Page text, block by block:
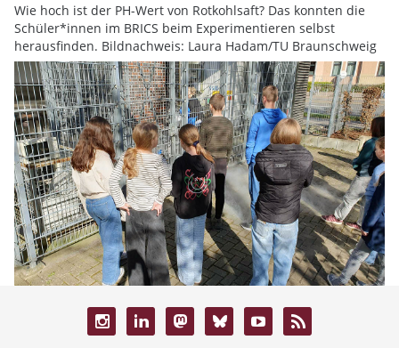
Wie hoch ist der PH-Wert von Rotkohlsaft? Das konnten die
Schüler*innen im BRICS beim Experimentieren selbst
herausfinden. Bildnachweis: Laura Hadam/TU Braunschweig
Als Highlight gab es selbstgemachtes Eis mit flüssigem